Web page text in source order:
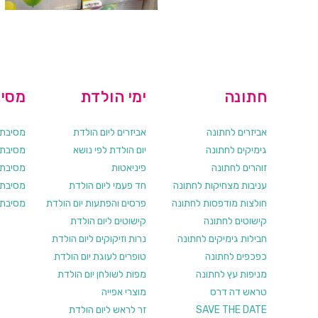
מסיבת
מסיבת
מסיבת
מסיבת
מסיבת
ימי הולדת
אביזרים ליום הולדת
יום הולדת לפי נושא
פיניאטות
חד פעמי ליום הולדת
פרסים והפתעות יום הולדת
קישוטים ליום הולדת
נרות וזיקוקים ליום הולדת
טופרים לעוגת יום הולדת
מפות לשולחן יום הולדת
מוצרי אפייה
זר לראש ליום הולדת
חתונה
אביזרים לחתונה
גימיקים לחתונה
זוהרים לחתונה
עניבות מצחיקות לחתונה
חולצות מודפסות לחתונה
קישוטים לחתונה
חבילות גימיקים לחתונה
כפכפים לחתונה
מניפות עץ לחתונה
טראש דה דרס
SAVE THE DATE